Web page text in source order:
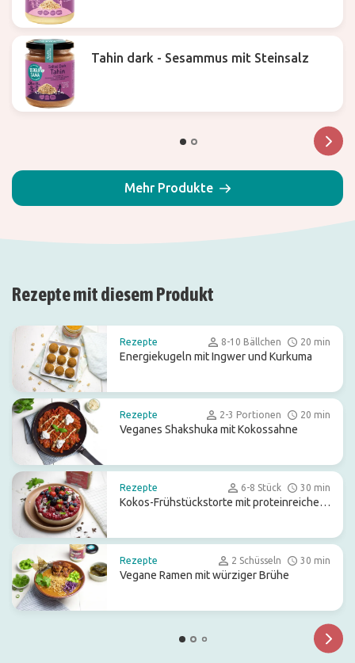
Tahin dark - Sesammus mit Steinsalz
Mehr Produkte
Rezepte mit diesem Produkt
Rezepte 8-10 Bällchen 20 min
Energiekugeln mit Ingwer und Kurkuma
Rezepte 2-3 Portionen 20 min
Veganes Shakshuka mit Kokossahne
Rezepte 6-8 Stück 30 min
Kokos-Frühstückstorte mit proteinreichem
Rezepte 2 Schüsseln 30 min
Vegane Ramen mit würziger Brühe